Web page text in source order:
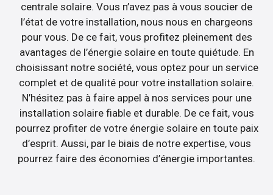
centrale solaire. Vous n’avez pas à vous soucier de
l’état de votre installation, nous nous en chargeons
pour vous. De ce fait, vous profitez pleinement des
avantages de l’énergie solaire en toute quiétude. En
choisissant notre société, vous optez pour un service
complet et de qualité pour votre installation solaire.
N’hésitez pas à faire appel à nos services pour une
installation solaire fiable et durable. De ce fait, vous
pourrez profiter de votre énergie solaire en toute paix
d’esprit. Aussi, par le biais de notre expertise, vous
pourrez faire des économies d’énergie importantes.